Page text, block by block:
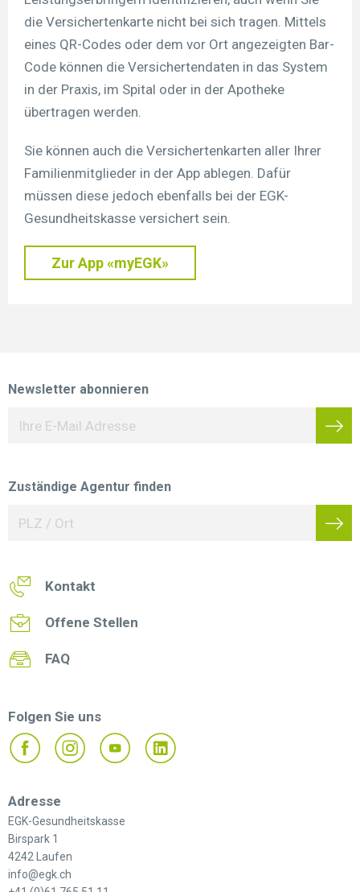
die Versichertenkarte nicht bei sich tragen. Mittels
eines QR-Codes oder dem vor Ort angezeigten Bar-
Code können die Versichertendaten in das System
in der Praxis, im Spital oder in der Apotheke
übertragen werden.
Sie können auch die Versichertenkarten aller Ihrer
Familienmitglieder in der App ablegen. Dafür
müssen diese jedoch ebenfalls bei der EGK-
Gesundheitskasse versichert sein.
Zur App «myEGK»
Newsletter abonnieren
Zuständige Agentur finden
Kontakt
Offene Stellen
FAQ
Folgen Sie uns
Adresse
EGK-Gesundheitskasse
Birspark 1
4242 Laufen
info@egk.ch